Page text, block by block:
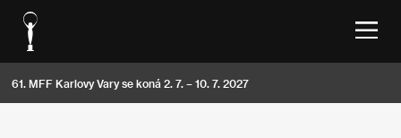
61. MFF Karlovy Vary se koná 2. 7. – 10. 7. 2027